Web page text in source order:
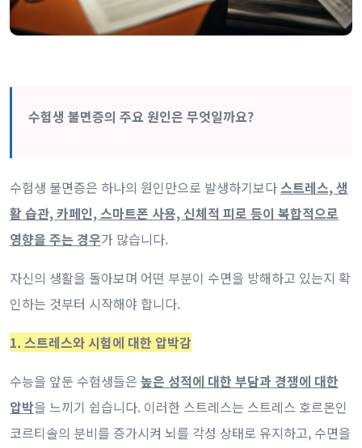
수험생 불면증의 주요 원인은 무엇일까요?
수험생 불면증은 하나의 원인만으로 발생하기보다스트레스, 생
활 습관, 카페인, 스마트폰 사용, 신체적 피로 등이 복합적으로
영향을 주는 경우가 많습니다.
자신의 생활을 돌아보며 어떤 부분이 수면을 방해하고 있는지 확
인하는 것부터 시작해야 합니다.
1. 스트레스와 시험에 대한 압박감
수능을 앞둔 수험생들은 높은 성적에 대한 부담과 경쟁에 대한
압박을 느끼기 쉽습니다. 이러한 스트레스는 스트레스 호르몬인
코르티솔의 분비를 증가시켜 뇌를 각성 상태로 유지하고, 수면을